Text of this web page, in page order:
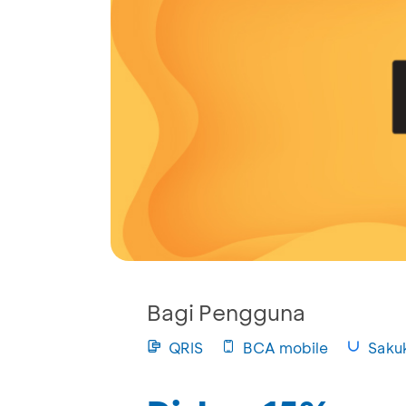
Bagi Pengguna
QRIS BCA mobile